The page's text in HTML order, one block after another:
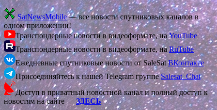
SatNewsMobile— все новости спутниковых каналов в
одном приложении!
Транспондерные новости в видеоформате, наYouTube
Транспондерные новости в видеоформате, наRuTube
Ежедневные спутниковые новости от SaleSatВКонтакте
Присоединяйтесь к нашей Telegram группеSalesat_Chat
Доступ в приватный новостной канал и полный доступ к
новостям на сайте —ЗДЕСЬ